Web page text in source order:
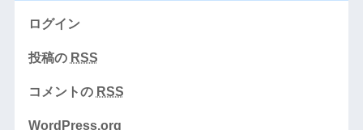
ログイン
投稿の RSS
コメントの RSS
WordPress.org